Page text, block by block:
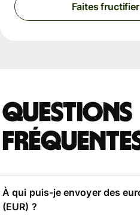
Faites
Questions
À qui puis-je envoyer des
(EUR) ?